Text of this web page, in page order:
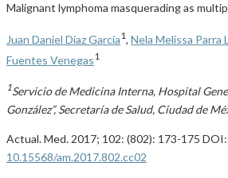
Malignant lymphoma masquerading as
Juan Daniel Díaz García1, Nela Melissa Parra
Fuentes Venegas1
1Servicio de Medicina Interna, Hospital
González”, Secretaría de Salud, Ciudad de
Actual. Med. 2017; 102: (802): 173-175 DOI:
10.15568/am.2017.802.cc02